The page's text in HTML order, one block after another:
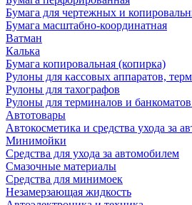
Бумага для чертежных и
Бумага масштабно-координатная
Ватман
Калька
Бумага копировальная (копирка)
Рулоны для кассовых аппаратов,
Рулоны для тахографов
Рулоны для терминалов и
Автотовары
Автокосметика и средства ухода за
Минимойки
Средства для ухода за автомобилем
Смазочные материалы
Средства для минимоек
Незамерзающая жидкость